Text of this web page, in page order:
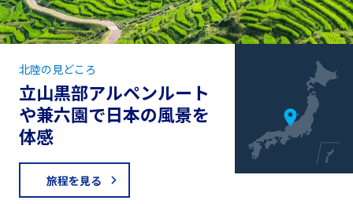
立山黒部アルペンルート
や兼六園で日本の風景を
体感
北陸の見どころ
旅程を見る